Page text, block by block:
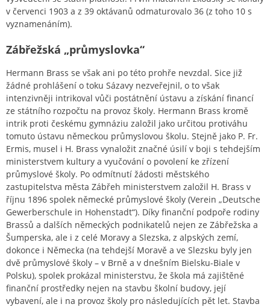
v červenci 1903 a z 39 oktávanů odmaturovalo 36 (z toho 10 s
vyznamenáním).
Zábřežská „průmyslovka“
Hermann Brass se však ani po této prohře nevzdal. Sice již
žádné prohlášení o toku Sázavy nezveřejnil, o to však
intenzivněji intrikoval vůči postátnění ústavu a získání financí
ze státního rozpočtu na provoz školy. Hermann Brass kromě
intrik proti českému gymnáziu založil jako určitou protiváhu
tomuto ústavu německou průmyslovou školu. Stejně jako P. Fr.
Ermis, musel i H. Brass vynaložit značné úsilí v boji s tehdejším
ministerstvem kultury a vyučování o povolení ke zřízení
průmyslové školy. Po odmítnutí žádosti městského
zastupitelstva města Zábřeh ministerstvem založil H. Brass v
říjnu 1896 spolek německé průmyslové školy (Verein „Deutsche
Gewerberschule in Hohenstadt“). Díky finanční podpoře rodiny
Brassů a dalších německých podnikatelů nejen ze Zábřežska a
Šumperska, ale i z celé Moravy a Slezska, z alpských zemí,
dokonce i Německa (na tehdejší Moravě a ve Slezsku byly jen
dvě průmyslové školy – v Brně a v dnešním Bielsku-Biale v
Polsku), spolek prokázal ministerstvu, že škola má zajištěné
finanční prostředky nejen na stavbu školní budovy, její
vybavení, ale i na provoz školy pro následujících pět let. Stavba